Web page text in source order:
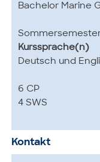
Bachelor Marine
Kurssprache(n)
Deutsch und
6 CP
4 SWS
Kontakt